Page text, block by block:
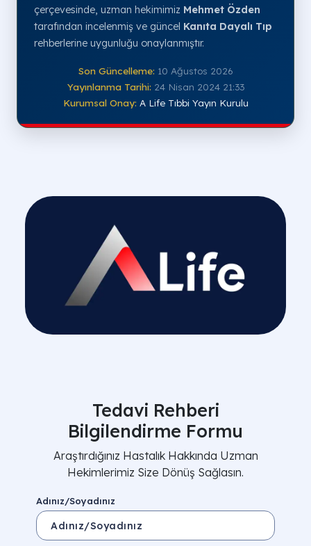
çerçevesinde, uzman hekimimiz Mehmet Özden
tarafından incelenmiş ve güncel Kanıta Dayalı Tıp
rehberlerine uygunluğu onaylanmıştır.
Son Güncelleme: 10 Ağustos 2026
Yayınlanma Tarihi: 24 Nisan 2024 21:33
Kurumsal Onay: A Life Tıbbi Yayın Kurulu
Tedavi Rehberi
Bilgilendirme Formu
Araştırdığınız Hastalık Hakkında Uzman
Hekimlerimiz Size Dönüş Sağlasın.
Adınız/Soyadınız